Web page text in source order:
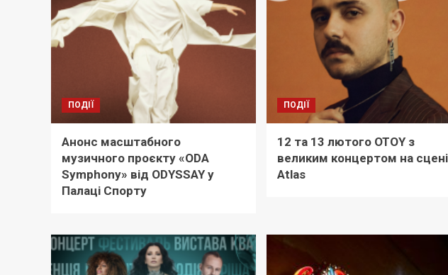
ПОДІЇ
Анонс масштабного
музичного проєкту «ODA
Symphony» від ODYSSAY у
Палаці Спорту
ПОДІЇ
12 та 13 лютого OTOY з
великим концертом на сцені
Atlas